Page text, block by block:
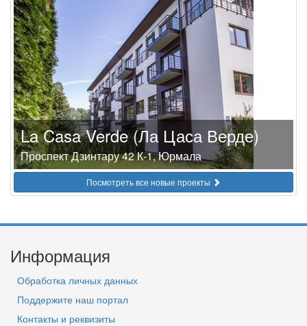
La Casa Verde (Ла Цаса Верде)
Проспект Дзинтару 42 К-1, Юрмала
Посмотреть все новые проекты
Информация
Обработка личных данных
Поддержите наш портал
Контакты и реквизиты